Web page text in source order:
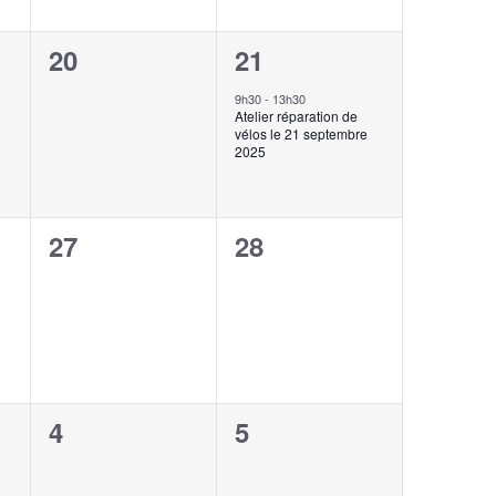
0
20
1
évènement,
21
9h30- 13h30
Atelier réparation de
vélos le 21 septembre
2025
0
27
0
28
0
4
0
5